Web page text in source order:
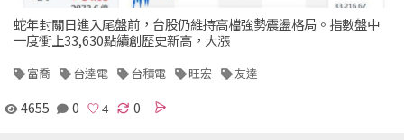
蛇年封關日進入尾盤前，台股仍維持高檔強勢震盪格局。指數盤中
一度衝上33,630點續創歷史新高，大漲
富喬 台達電 台積電 旺宏 友達
4655 0 0